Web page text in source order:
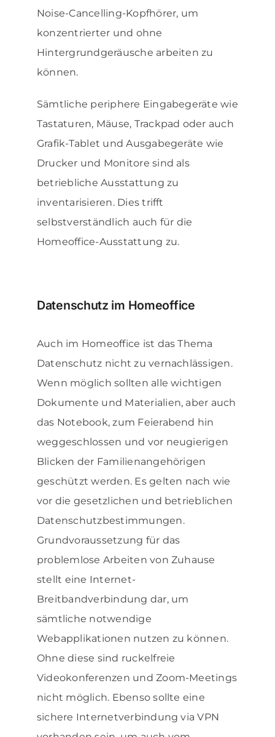
Noise-Cancelling-Kopfhörer, um
konzentrierter und ohne
Hintergrundgeräusche arbeiten zu
können.
Sämtliche periphere Eingabegeräte wie
Tastaturen, Mäuse, Trackpad oder auch
Grafik-Tablet und Ausgabegeräte wie
Drucker und Monitore sind als
betriebliche Ausstattung zu
inventarisieren. Dies trifft
selbstverständlich auch für die
Homeoffice-Ausstattung zu.
Datenschutz im Homeoffice
Auch im Homeoffice ist das Thema
Datenschutz nicht zu vernachlässigen.
Wenn möglich sollten alle wichtigen
Dokumente und Materialien, aber auch
das Notebook, zum Feierabend hin
weggeschlossen und vor neugierigen
Blicken der Familienangehörigen
geschützt werden. Es gelten nach wie
vor die gesetzlichen und betrieblichen
Datenschutzbestimmungen.
Grundvoraussetzung für das
problemlose Arbeiten von Zuhause
stellt eine Internet-
Breitbandverbindung dar, um
sämtliche notwendige
Webapplikationen nutzen zu können.
Ohne diese sind ruckelfreie
Videokonferenzen und Zoom-Meetings
nicht möglich. Ebenso sollte eine
sichere Internetverbindung via VPN